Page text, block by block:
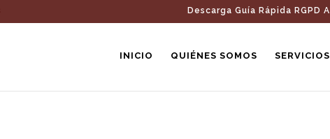
Descarga Guía Rápida RGPD
INICIO QUIÉNES SOMOS SERVICIOS